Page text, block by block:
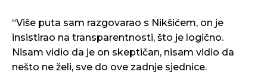
“Više puta sam razgovarao s Nikšićem, on je
insistirao na transparentnosti, što je logično.
Nisam vidio da je on skeptičan, nisam vidio da
nešto ne želi, sve do ove zadnje sjednice.